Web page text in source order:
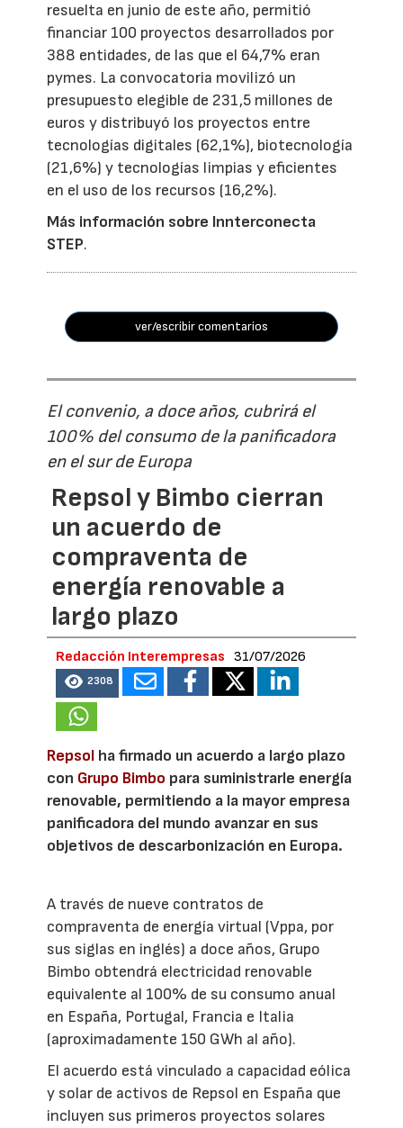
resuelta en junio de este año, permitió
financiar 100 proyectos desarrollados por
388 entidades, de las que el 64,7% eran
pymes. La convocatoria movilizó un
presupuesto elegible de 231,5 millones de
euros y distribuyó los proyectos entre
tecnologías digitales (62,1%), biotecnología
(21,6%) y tecnologías limpias y eficientes
en el uso de los recursos (16,2%).
Más información sobre Innterconecta
STEP.
ver/escribir comentarios
El convenio, a doce años, cubrirá el
100% del consumo de la panificadora
en el sur de Europa
Repsol y Bimbo cierran
un acuerdo de
compraventa de
energía renovable a
largo plazo
Redacción Interempresas 31/07/2026
2308
Repsol ha firmado un acuerdo a largo plazo
con Grupo Bimbo para suministrarle energía
renovable, permitiendo a la mayor empresa
panificadora del mundo avanzar en sus
objetivos de descarbonización en Europa.
A través de nueve contratos de
compraventa de energía virtual (Vppa, por
sus siglas en inglés) a doce años, Grupo
Bimbo obtendrá electricidad renovable
equivalente al 100% de su consumo anual
en España, Portugal, Francia e Italia
(aproximadamente 150 GWh al año).
El acuerdo está vinculado a capacidad eólica
y solar de activos de Repsol en España que
incluyen sus primeros proyectos solares